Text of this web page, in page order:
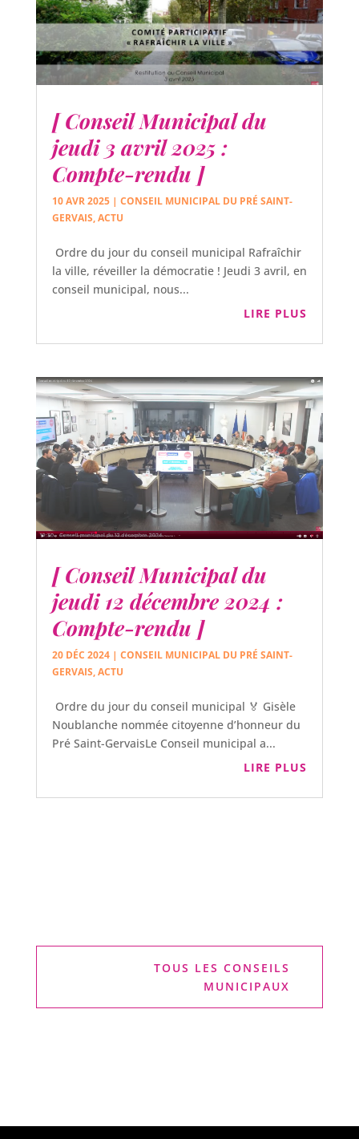
[ Conseil Municipal du
jeudi 3 avril 2025 :
Compte-rendu ]
10 AVR 2025| CONSEIL MUNICIPAL DU PRÉ SAINT-
GERVAIS,ACTU
Ordre du jour du conseil municipal Rafraîchir
la ville, réveiller la démocratie ! Jeudi 3 avril, en
conseil municipal, nous...
LIRE PLUS
[ Conseil Municipal du
jeudi 12 décembre 2024 :
Compte-rendu ]
20 DÉC 2024| CONSEIL MUNICIPAL DU PRÉ SAINT-
GERVAIS,ACTU
Ordre du jour du conseil municipal 🏅 Gisèle
Noublanche nommée citoyenne d’honneur du
Pré Saint-GervaisLe Conseil municipal a...
LIRE PLUS
TOUS LES CONSEILS
MUNICIPAUX